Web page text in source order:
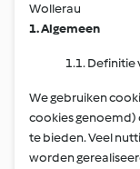
Wollerau
1. Algemeen
1.1. Definitie
We gebruiken
cookies genoemd)
te bieden. Veel
worden